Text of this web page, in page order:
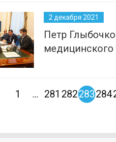
2 декабря 2021
Петр
медицинского
1 ... 281 282283284